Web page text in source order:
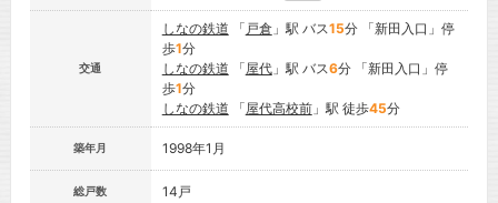
交通
しなの鉄道 「 戸倉」駅 バス15分 「新田入口」停
歩1分
しなの鉄道 「屋代」駅 バス6分 「新田入口」停
歩1分
しなの鉄道 「屋代高校前」駅 徒歩45分
築年月 1998年1月
総戸数 14戸